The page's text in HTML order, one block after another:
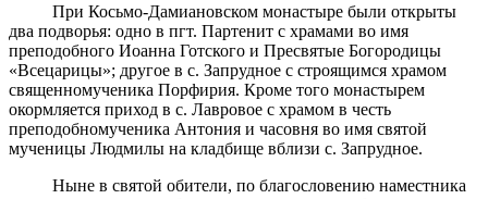
При Косьмо-Дамиановском монастыре были открыты
два подворья: одно в пгт. Партенит с храмами во имя
преподобного Иоанна Готского и Пресвятые Богородицы
«Всецарицы»; другое в с. Запрудное с строящимся храмом
священномученика Порфирия. Кроме того монастырем
окормляется приход в с. Лавровое с храмом в честь
преподобномученика Антония и часовня во имя святой
мученицы Людмилы на кладбище вблизи с. Запрудное.
Ныне в святой обители, по благословению наместника